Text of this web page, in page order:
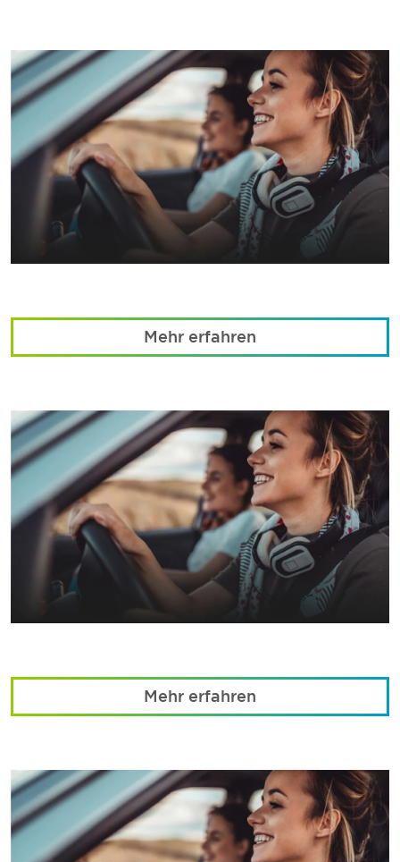
Mehr erfahren
Mehr erfahren